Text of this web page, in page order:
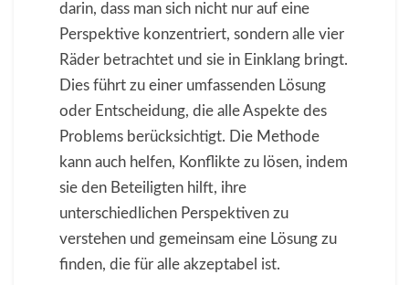
darin, dass man sich nicht nur auf eine
Perspektive konzentriert, sondern alle vier
Räder betrachtet und sie in Einklang bringt.
Dies führt zu einer umfassenden Lösung
oder Entscheidung, die alle Aspekte des
Problems berücksichtigt. Die Methode
kann auch helfen, Konflikte zu lösen, indem
sie den Beteiligten hilft, ihre
unterschiedlichen Perspektiven zu
verstehen und gemeinsam eine Lösung zu
finden, die für alle akzeptabel ist.